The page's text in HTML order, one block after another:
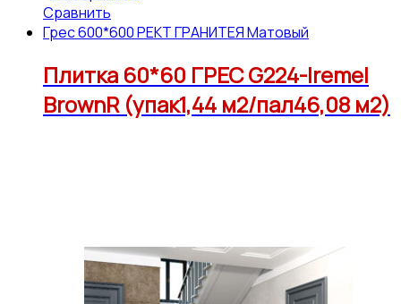
Сравнить
Грес 600*600 РЕКТ ГРАНИТЕЯ Матовый
Плитка 60*60 ГРЕС G224-Iremel
BrownR (упак1,44 м2/пал46,08 м2)